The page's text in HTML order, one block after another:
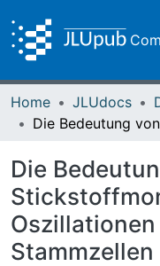
Home JLUdocs
Die